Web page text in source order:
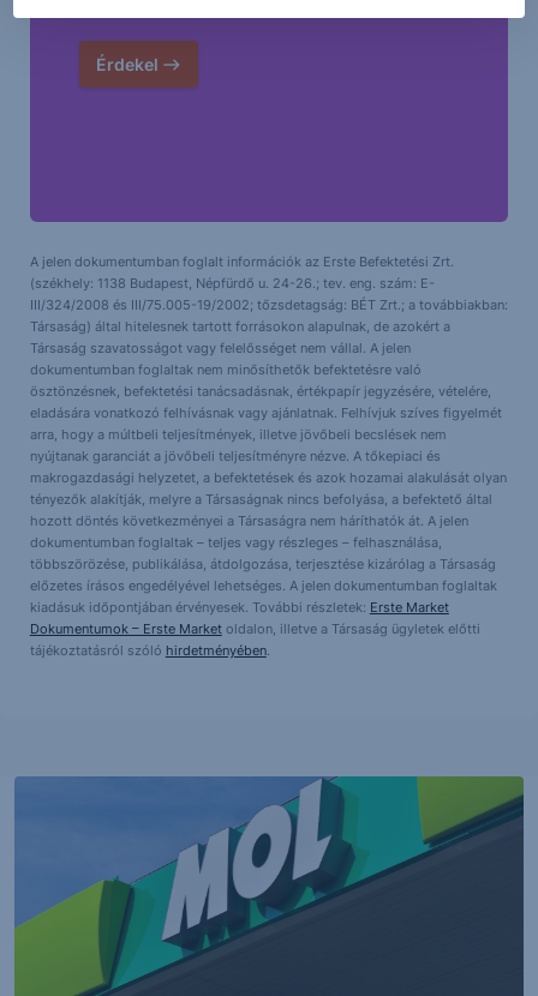
Érdekel
A jelen dokumentumban foglalt információk az Erste Befektetési Zrt.
(székhely: 1138 Budapest, Népfürdő u. 24-26.; tev. eng. szám: E-
III/324/2008 és III/75.005-19/2002; tőzsdetagság: BÉT Zrt.; a továbbiakban:
Társaság) által hitelesnek tartott forrásokon alapulnak, de azokért a
Társaság szavatosságot vagy felelősséget nem vállal. A jelen
dokumentumban foglaltak nem minősíthetők befektetésre való
ösztönzésnek, befektetési tanácsadásnak, értékpapír jegyzésére, vételére,
eladására vonatkozó felhívásnak vagy ajánlatnak. Felhívjuk szíves figyelmét
arra, hogy a múltbeli teljesítmények, illetve jövőbeli becslések nem
nyújtanak garanciát a jövőbeli teljesítményre nézve. A tőkepiaci és
makrogazdasági helyzetet, a befektetések és azok hozamai alakulását olyan
tényezők alakítják, melyre a Társaságnak nincs befolyása, a befektető által
hozott döntés következményei a Társaságra nem háríthatók át. A jelen
dokumentumban foglaltak – teljes vagy részleges – felhasználása,
többszörözése, publikálása, átdolgozása, terjesztése kizárólag a Társaság
előzetes írásos engedélyével lehetséges. A jelen dokumentumban foglaltak
kiadásuk időpontjában érvényesek. További részletek: Erste Market
Dokumentumok – Erste Marketoldalon, illetve a Társaság ügyletek előtti
tájékoztatásról szóló hirdetményében.